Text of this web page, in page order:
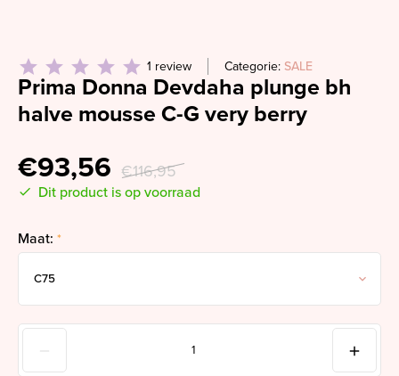
1 review Categorie: SALE
Prima Donna Devdaha plunge bh
halve mousse C-G very berry
€93,56 €116,95
Dit product is op voorraad
Maat: *